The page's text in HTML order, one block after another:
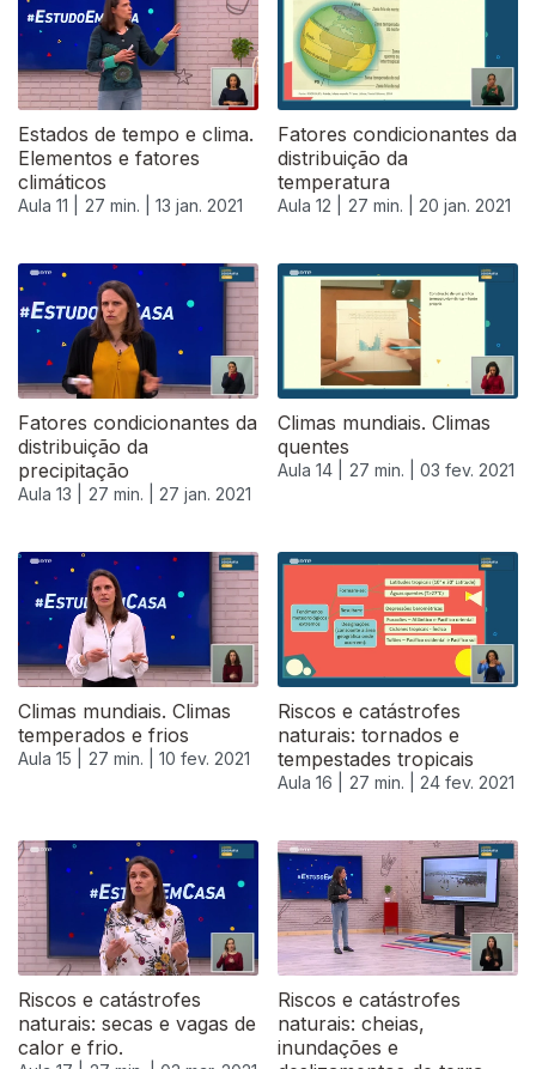
Estados de tempo e clima.
Elementos e fatores
climáticos
Aula 11 | 27 min. | 13 jan. 2021
Fatores condicionantes da
distribuição da
temperatura
Aula 12 | 27 min. | 20 jan. 2021
Fatores condicionantes da
distribuição da
precipitação
Aula 13 | 27 min. | 27 jan. 2021
Climas mundiais. Climas
quentes
Aula 14 | 27 min. | 03 fev. 2021
Climas mundiais. Climas
temperados e frios
Aula 15 | 27 min. | 10 fev. 2021
Riscos e catástrofes
naturais: tornados e
tempestades tropicais
Aula 16 | 27 min. | 24 fev. 2021
Riscos e catástrofes
naturais: secas e vagas de
calor e frio.
Riscos e catástrofes
naturais: cheias,
inundações e